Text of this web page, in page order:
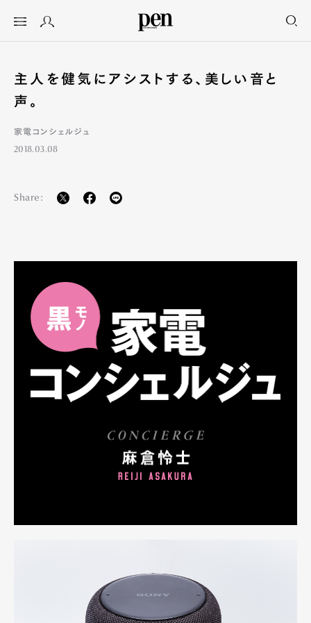
主人を健気にアシストする、美しい音と
声。
家電コンシェルジュ
2018.03.08
Share: